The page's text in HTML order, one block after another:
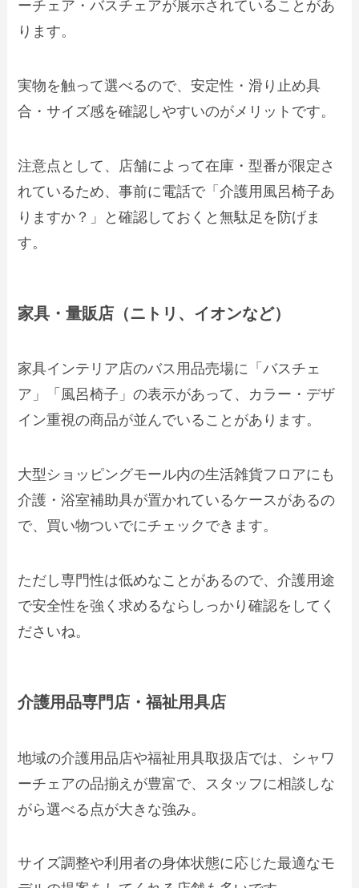
ーチェア・バスチェアが展示されていることがあ
ります。
実物を触って選べるので、安定性・滑り止め具
合・サイズ感を確認しやすいのがメリットです。
注意点として、店舗によって在庫・型番が限定さ
れているため、事前に電話で「介護用風呂椅子あ
りますか？」と確認しておくと無駄足を防げま
す。
家具・量販店（ニトリ、イオンなど）
家具インテリア店のバス用品売場に「バスチェ
ア」「風呂椅子」の表示があって、カラー・デザ
イン重視の商品が並んでいることがあります。
大型ショッピングモール内の生活雑貨フロアにも
介護・浴室補助具が置かれているケースがあるの
で、買い物ついでにチェックできます。
ただし専門性は低めなことがあるので、介護用途
で安全性を強く求めるならしっかり確認をしてく
ださいね。
介護用品専門店・福祉用具店
地域の介護用品店や福祉用具取扱店では、シャワ
ーチェアの品揃えが豊富で、スタッフに相談しな
がら選べる点が大きな強み。
サイズ調整や利用者の身体状態に応じた最適なモ